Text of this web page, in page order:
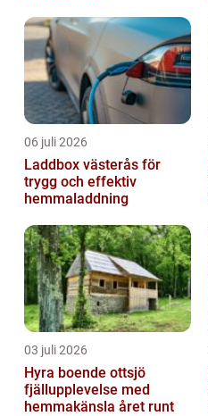
06 juli 2026
Laddbox västerås för
trygg och effektiv
hemmaladdning
03 juli 2026
Hyra boende ottsjö
fjällupplevelse med
hemmakänsla året runt